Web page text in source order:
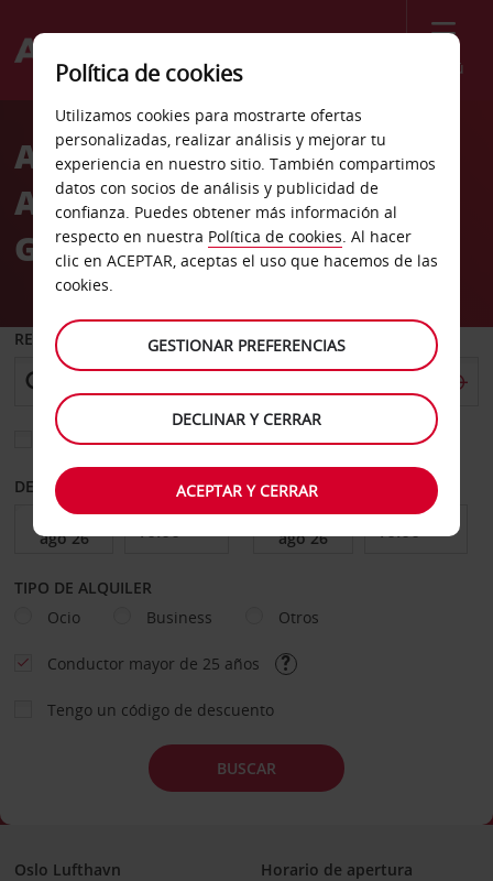
Menú
Welcome
AvisAlquiler de coches
Aeropuerto Internacional
Gardermoen de Oslo
RECOGER EN
Elegir otra oficina de devolución
DESDE HASTA
TIPO DE ALQUILER
Ocio
Business Otros
Conductor mayor de 25 años
Tengo un código de descuento
BUSCAR
Oslo Lufthavn
Horario de apertura
Política de cookies
Utilizamos cookies para mostrarte ofertas
personalizadas, realizar análisis y mejorar tu
experiencia en nuestro sitio. También compartimos
datos con socios de análisis y publicidad de
confianza. Puedes obtener más información al
respecto en nuestra Política de cookies. Al hacer
clic en ACEPTAR, aceptas el uso que hacemos de las
cookies.
GESTIONAR PREFERENCIAS
DECLINAR Y CERRAR
ACEPTAR Y CERRAR